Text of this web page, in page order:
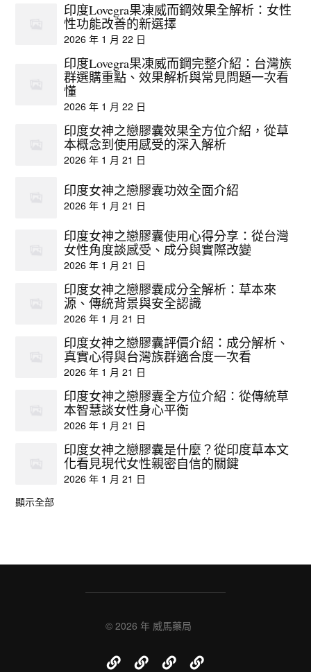
印度Lovegra果凍威而鋼效果全解析：女性
性功能改善的新選擇
2026 年 1 月 22 日
印度Lovegra果凍威而鋼完整介紹：台灣族
群選購重點、效果解析與常見問題一次看
懂
2026 年 1 月 22 日
印度女神之戀膠囊效果全方位介紹，從草
本概念到使用感受的深入解析
2026 年 1 月 21 日
印度女神之戀膠囊功效全面介紹
2026 年 1 月 21 日
印度女神之戀膠囊使用心得分享：從台灣
女性角度談感受、成分與實際改變
2026 年 1 月 21 日
印度女神之戀膠囊成分全解析：草本來
源、傳統背景與安全認識
2026 年 1 月 21 日
印度女神之戀膠囊評價介紹：成分解析、
真實心得與台灣族群適合度一次看
2026 年 1 月 21 日
印度女神之戀膠囊全方位介紹：從傳統草
本智慧談女性身心平衡
2026 年 1 月 21 日
印度女神之戀膠囊是什麼？從印度草本文
化看見現代女性親密自信的關鍵
2026 年 1 月 21 日
顯示全部
© 2026 年 威馬藥局